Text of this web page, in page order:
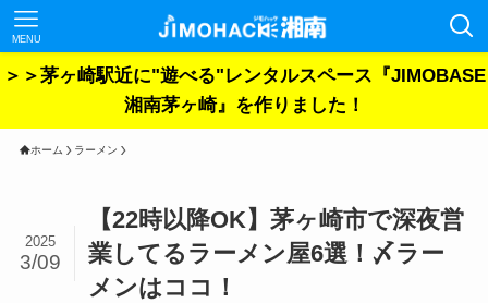
MENU
＞＞茅ヶ崎駅近に"遊べる"レンタルスペース『JIMOBASE
湘南茅ヶ崎』を作りました！
ホーム ラーメン
【22時以降OK】茅ヶ崎市で深夜営
業してるラーメン屋6選！〆ラー
メンはココ！
2025
3/09